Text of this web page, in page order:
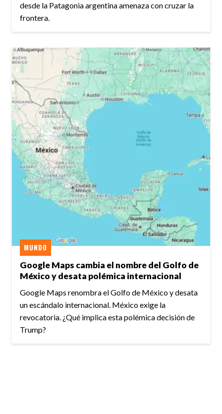
desde la Patagonia argentina amenaza con cruzar la
frontera.
Google Maps cambia el nombre del Golfo de
México y desata polémica internacional
MUNDO
Google Maps renombra el Golfo de México y desata
un escándalo internacional. México exige la
revocatoria. ¿Qué implica esta polémica decisión de
Trump?